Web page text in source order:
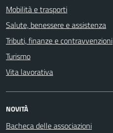
Mobilità e trasporti
Salute, benessere e assistenza
Tributi, finanze e contravvenzioni
Turismo
Vita lavorativa
NOVITÀ
Bacheca delle associazioni